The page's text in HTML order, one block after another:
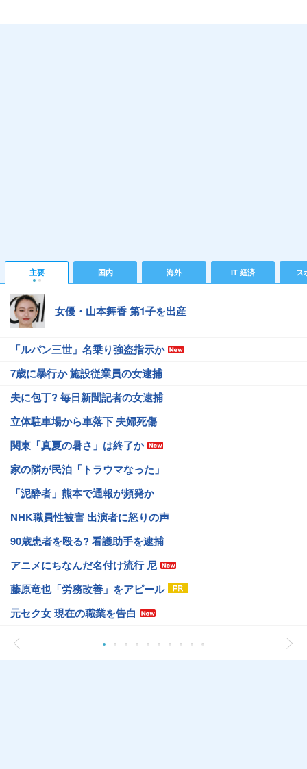
主要 国内 海外 IT 経済 ス
女優・山本舞香 第1子を出産
「ルパン三世」名乗り強盗指示か
7歳に暴行か 施設従業員の女逮捕
夫に包丁? 毎日新聞記者の女逮捕
立体駐車場から車落下 夫婦死傷
関東「真夏の暑さ」は終了か
家の隣が民泊「トラウマなった」
「泥酔者」熊本で通報が頻発か
NHK職員性被害 出演者に怒りの声
90歳患者を殴る? 看護助手を逮捕
アニメにちなんだ名付け流行 尼
藤原竜也「労務改善」をアピール
元セク女 現在の職業を告白